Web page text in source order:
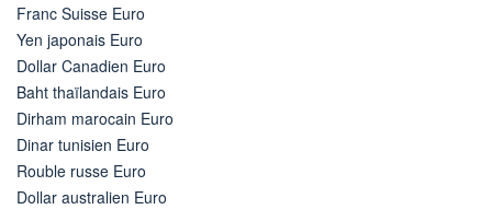
Franc Suisse Euro
Yen japonais Euro
Dollar Canadien Euro
Baht thaïlandais Euro
Dirham marocain Euro
Dinar tunisien Euro
Rouble russe Euro
Dollar australien Euro